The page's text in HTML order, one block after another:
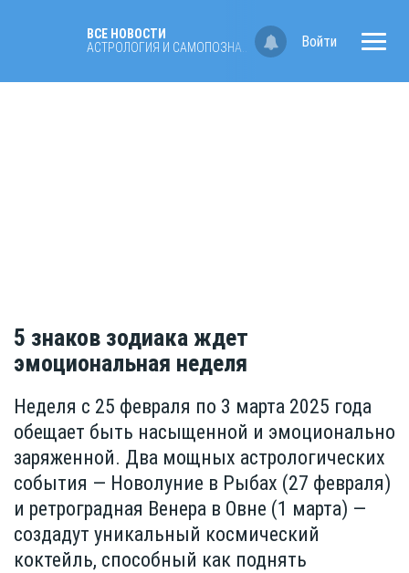
ВСЕ НОВОСТИ
Войти
5 знаков зодиака ждет
эмоциональная неделя
Неделя с 25 февраля по 3 марта 2025 года
обещает быть насыщенной и эмоционально
заряженной. Два мощных астрологических
события — Новолуние в Рыбах (27 февраля)
и ретроградная Венера в Овне (1 марта) —
создадут уникальный космический
коктейль, способный как поднять